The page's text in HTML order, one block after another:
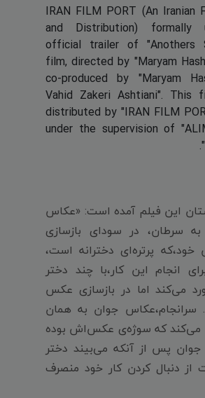
IRAN FILM PORT (An Iranian
and Distribution) formally
official trailer of "Anothers
film, directed by "Maryam
co-produced by "Maryam
Vahid Zakeri Ashtiani". This
distributed by "IRAN FILM
under the supervision of
این فیلم آمده است: «عکاس
به سرطان، در سودای بازسازی
پرتره‌ای دخترانه است،
انجام این کار،با چند دختر
می‌کند اما در بازسازی عکس
سرانجام،عکاس جوان به همان
می‌کند که سوژه‌ی عکس‌اش بوده
پس از آنکه می‌بیند دختر
دنبال کردن کار خود منصرف